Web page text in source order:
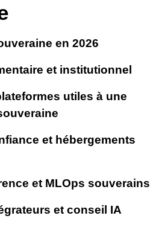
en 2026
et institutionnel
utiles à une
et hébergements
et MLOps souverains
et conseil IA